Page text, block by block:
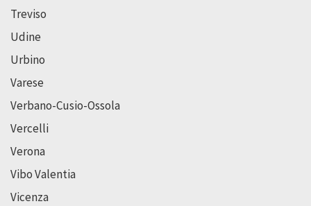
Treviso
Udine
Urbino
Varese
Verbano-Cusio-Ossola
Vercelli
Verona
Vibo Valentia
Vicenza